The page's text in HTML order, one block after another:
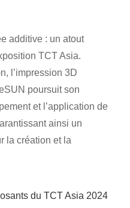
additive : un atout
TCT Asia.
l’impression 3D
poursuit son
et l’application de
ainsi un
la création et la